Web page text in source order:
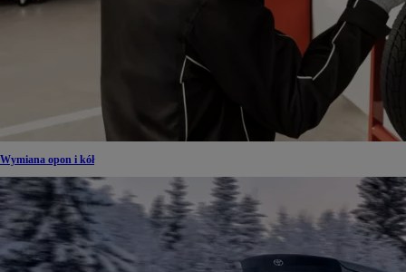
Wymiana opon i kół